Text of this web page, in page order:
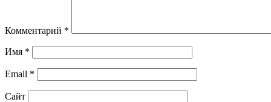
Комментарий *
Имя *
Email *
Сайт